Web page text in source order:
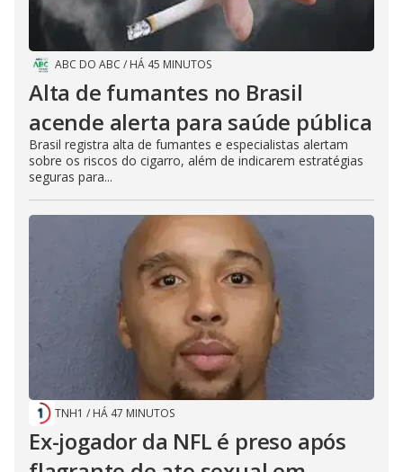
ABC DO ABC / HÁ 45 MINUTOS
Alta de fumantes no Brasil
acende alerta para saúde pública
Brasil registra alta de fumantes e especialistas alertam
sobre os riscos do cigarro, além de indicarem estratégias
seguras para...
TNH1 / HÁ 47 MINUTOS
Ex-jogador da NFL é preso após